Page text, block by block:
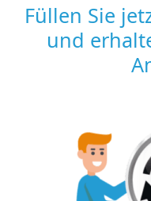
Füllen Sie
und